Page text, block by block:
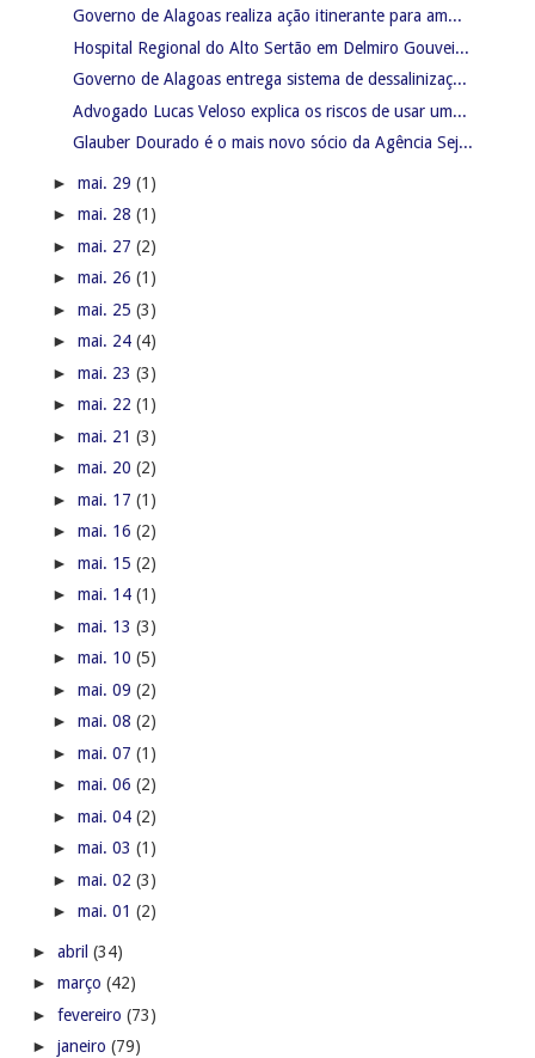
Governo de Alagoas realiza ação itinerante para am...
Hospital Regional do Alto Sertão em Delmiro Gouvei...
Governo de Alagoas entrega sistema de dessalinizaç...
Advogado Lucas Veloso explica os riscos de usar um...
Glauber Dourado é o mais novo sócio da Agência Sej...
► mai. 29 (1)
► mai. 28 (1)
► mai. 27 (2)
► mai. 26 (1)
► mai. 25 (3)
► mai. 24 (4)
► mai. 23 (3)
► mai. 22 (1)
► mai. 21 (3)
► mai. 20 (2)
► mai. 17 (1)
► mai. 16 (2)
► mai. 15 (2)
► mai. 14 (1)
► mai. 13 (3)
► mai. 10 (5)
► mai. 09 (2)
► mai. 08 (2)
► mai. 07 (1)
► mai. 06 (2)
► mai. 04 (2)
► mai. 03 (1)
► mai. 02 (3)
► mai. 01 (2)
► abril (34)
► março (42)
► fevereiro (73)
► janeiro (79)